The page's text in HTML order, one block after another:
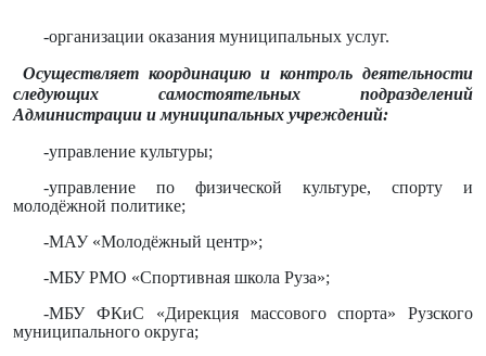
-организации оказания муниципальных услуг.
Осуществляет координацию и контроль деятельности
следующих самостоятельных подразделений
Администрации и муниципальных учреждений:
-управление культуры;
-управление по физической культуре, спорту и
молодёжной политике;
-МАУ «Молодёжный центр»;
-МБУ РМО «Спортивная школа Руза»;
-МБУ ФКиС «Дирекция массового спорта» Рузского
муниципального округа;